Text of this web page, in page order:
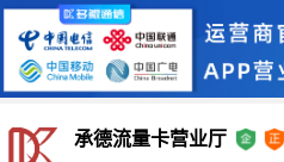
承德流量卡营业厅